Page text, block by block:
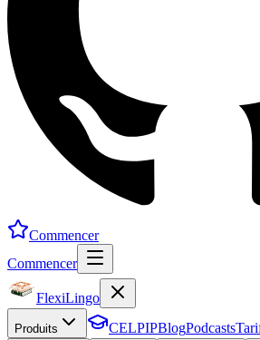
Commencer
Commencer
FlexiLingo
Produits CELPIPBlogPodcasts